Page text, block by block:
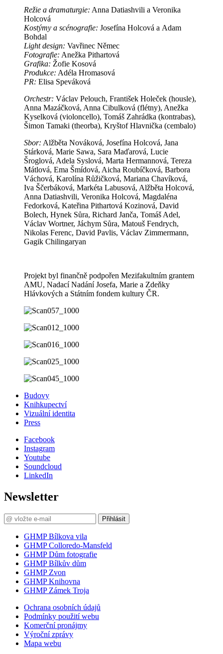
Režie a dramaturgie: Anna Datiashvili a Veronika
Holcová
Kostýmy a scénografie: Josefína Holcová a Adam
Bohdal
Light design: Vavřinec Němec
Fotografie: Anežka Pithartová
Grafika: Žofie Kosová
Produkce: Adéla Hromasová
PR: Elisa Speváková
Orchestr: Václav Pelouch, František Holeček (housle),
Anna Mazáčková, Anna Cibulková (flétny), Anežka
Kyselková (violoncello), Tomáš Zahrádka (kontrabas),
Šimon Tamaki (theorba), Kryštof Hlavnička (cembalo)
Sbor: Alžběta Nováková, Josefína Holcová, Jana
Stárková, Marie Sawa, Sara Maďarová, Lucie
Šroglová, Adela Syslová, Marta Hermannová, Tereza
Mátlová, Ema Šmídová, Aicha Roubíčková, Barbora
Váchová, Karolína Růžičková, Mariana Chavíková,
Iva Ščerbáková, Markéta Labusová, Alžběta Holcová,
Anna Datiashvili, Veronika Holcová, Magdaléna
Fedorková, Kateřina Pithartová Kozinová, David
Bolech, Hynek Sůra, Richard Janča, Tomáš Adel,
Václav Wortner, Jáchym Sůra, Matouš Fendrych,
Nikolas Ferenc, David Pavlis, Václav Zimmermann,
Gagik Chilingaryan
Projekt byl finančně podpořen Mezifakultním grantem
AMU, Nadací Nadání Josefa, Marie a Zdeňky
Hlávkových a Státním fondem kultury ČR.
Budovy
Knihkupectví
Vizuální identita
Press
Facebook
Instagram
Youtube
Soundcloud
LinkedIn
Newsletter
Přihlásit
GHMP Bílkova vila
GHMP Colloredo-Mansfeld
GHMP Dům fotografie
GHMP Bílkův dům
GHMP Zvon
GHMP Knihovna
GHMP Zámek Troja
Ochrana osobních údajů
Podmínky použití webu
Komerční pronájmy
Výroční zprávy
Mapa webu